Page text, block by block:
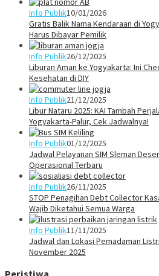
Info Publik10/01/2026
Gratis Balik Nama Kendaraan di
Harus Dibayar Pemilik
Info Publik26/12/2025
Liburan Aman ke Yogyakarta: Ini
Kesehatan di DIY
Info Publik21/12/2025
Libur Nataru 2025: KAI Tambah
Yogyakarta-Palur, Cek Jadwalnya!
Info Publik01/12/2025
Jadwal Pelayanan SIM Sleman
Operasional Terbaru
Info Publik26/11/2025
STOP Penagihan Debt Collector
Wajib Diketahui Semua Warga
Info Publik11/11/2025
Jadwal dan Lokasi Pemadaman
November 2025
Peristiwa